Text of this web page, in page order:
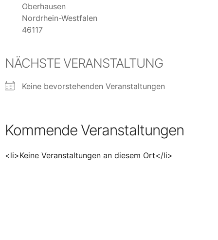
Oberhausen
Nordrhein-Westfalen
46117
NÄCHSTE VERANSTALTUNG
Keine bevorstehenden Veranstaltungen
Kommende Veranstaltungen
<li>Keine Veranstaltungen an diesem Ort</li>